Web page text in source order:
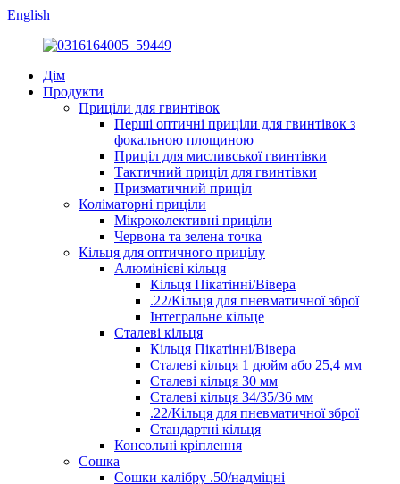
English
Дім
Продукти
Приціли для гвинтівок
Перші оптичні приціли для гвинтівок з
фокальною площиною
Приціл для мисливської гвинтівки
Тактичний приціл для гвинтівки
Призматичний приціл
Коліматорні приціли
Мікроколективні приціли
Червона та зелена точка
Кільця для оптичного прицілу
Алюмінієві кільця
Кільця Пікатінні/Вівера
.22/Кільця для пневматичної зброї
Інтегральне кільце
Сталеві кільця
Кільця Пікатінні/Вівера
Сталеві кільця 1 дюйм або 25,4 мм
Сталеві кільця 30 мм
Сталеві кільця 34/35/36 мм
.22/Кільця для пневматичної зброї
Стандартні кільця
Консольні кріплення
Сошка
Сошки калібру .50/надміцні